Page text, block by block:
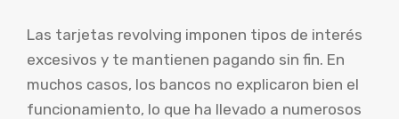
Las tarjetas revolving imponen tipos de interés
excesivos y te mantienen pagando sin fin. En
muchos casos, los bancos no explicaron bien el
funcionamiento, lo que ha llevado a numerosos